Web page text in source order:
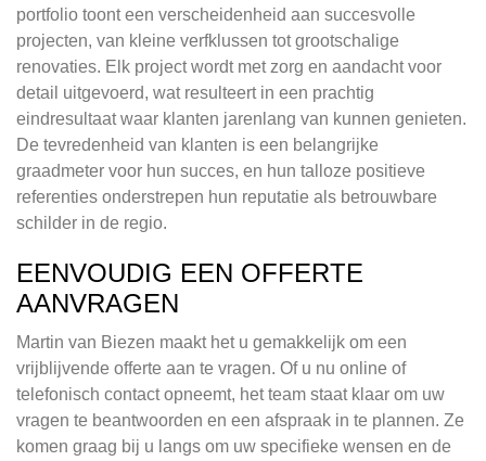
portfolio toont een verscheidenheid aan succesvolle
projecten, van kleine verfklussen tot grootschalige
renovaties. Elk project wordt met zorg en aandacht voor
detail uitgevoerd, wat resulteert in een prachtig
eindresultaat waar klanten jarenlang van kunnen genieten.
De tevredenheid van klanten is een belangrijke
graadmeter voor hun succes, en hun talloze positieve
referenties onderstrepen hun reputatie als betrouwbare
schilder in de regio.
EENVOUDIG EEN OFFERTE
AANVRAGEN
Martin van Biezen maakt het u gemakkelijk om een
vrijblijvende offerte aan te vragen. Of u nu online of
telefonisch contact opneemt, het team staat klaar om uw
vragen te beantwoorden en een afspraak in te plannen. Ze
komen graag bij u langs om uw specifieke wensen en de